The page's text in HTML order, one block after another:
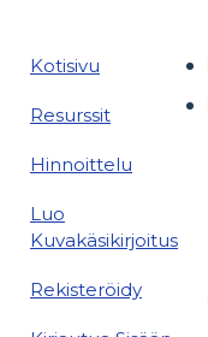
Kotisivu
Resurssit
Hinnoittelu
Luo
Kuvakäsikirjoitus
Rekisteröidy